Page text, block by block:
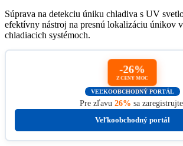
Súprava na detekciu úniku chladiva s UV
efektívny nástroj na presnú lokalizáciu únikov
chladiacich systémoch.
-26%
Z CENY MOC
VEĽKOOBCHODNÝ PORTÁL
Pre zľavu 26% sa
Veľkoobchodný portál